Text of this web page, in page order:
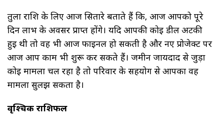
तुला राशि के लिए आज सितारे बताते हैं कि, आज आपको पूरे
दिन लाभ के अवसर प्राप्त होंगे। यदि आपकी कोई डील अटकी
हुई थी तो वह भी आज फाइनल हो सकती है और नए प्रोजेक्ट पर
आज आप काम भी शुरू कर सकते हैं। जमीन जायदाद से जुड़ा
कोई मामला चल रहा है तो परिवार के सहयोग से आपका वह
मामला सुलझ सकता है।
वृश्चिक राशिफल